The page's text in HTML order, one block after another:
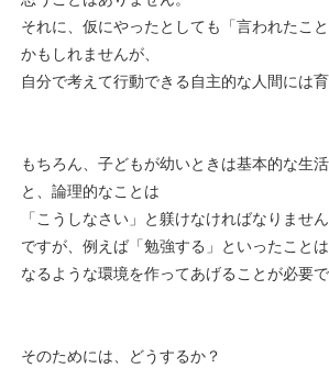
それに、仮にやったとしても「言われたこ
かもしれませんが、
自分で考えて行動できる自主的な人間には育
もちろん、子どもが幼いときは基本的な生
と、論理的なことは
「こうしなさい」と躾けなければなりません
ですが、例えば「勉強する」といったこと
なるような環境を作ってあげることが必要で
そのためには、どうするか？